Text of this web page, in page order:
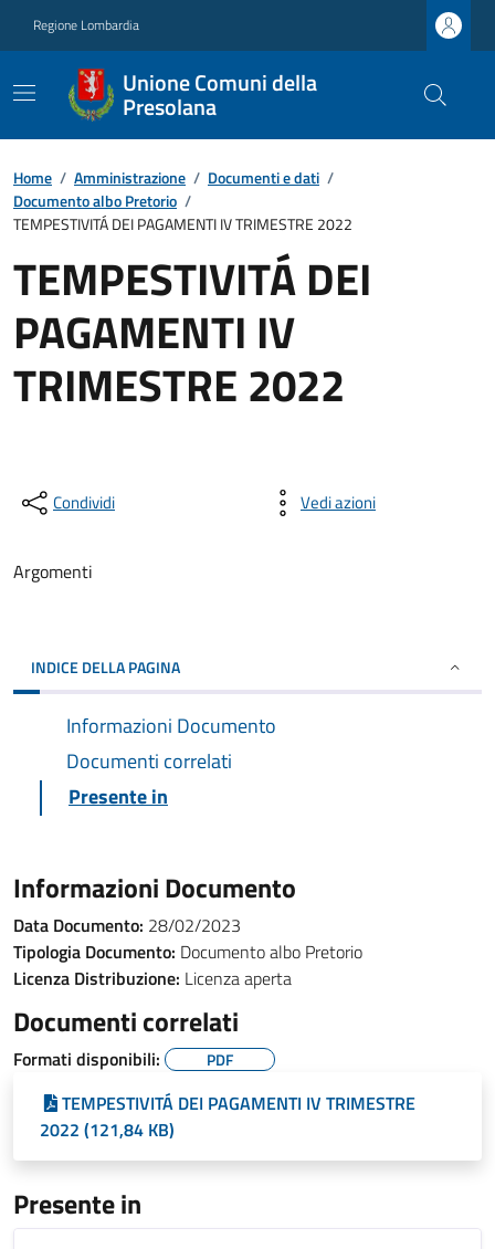
Regione Lombardia
Unione Comuni della
Presolana
Home / Amministrazione / Documenti e dati /
Documento albo Pretorio /
TEMPESTIVITÁ DEI PAGAMENTI IV TRIMESTRE 2022
TEMPESTIVITÁ DEI
PAGAMENTI IV
TRIMESTRE 2022
Condividi Vedi azioni
Argomenti
INDICE DELLA PAGINA
Informazioni Documento
Documenti correlati
Presente in
Informazioni Documento
Data Documento: 28/02/2023
Tipologia Documento: Documento albo Pretorio
Licenza Distribuzione: Licenza aperta
Documenti correlati
Formati disponibili: PDF
TEMPESTIVITÁ DEI PAGAMENTI IV TRIMESTRE
2022 (121,84 KB)
Presente in